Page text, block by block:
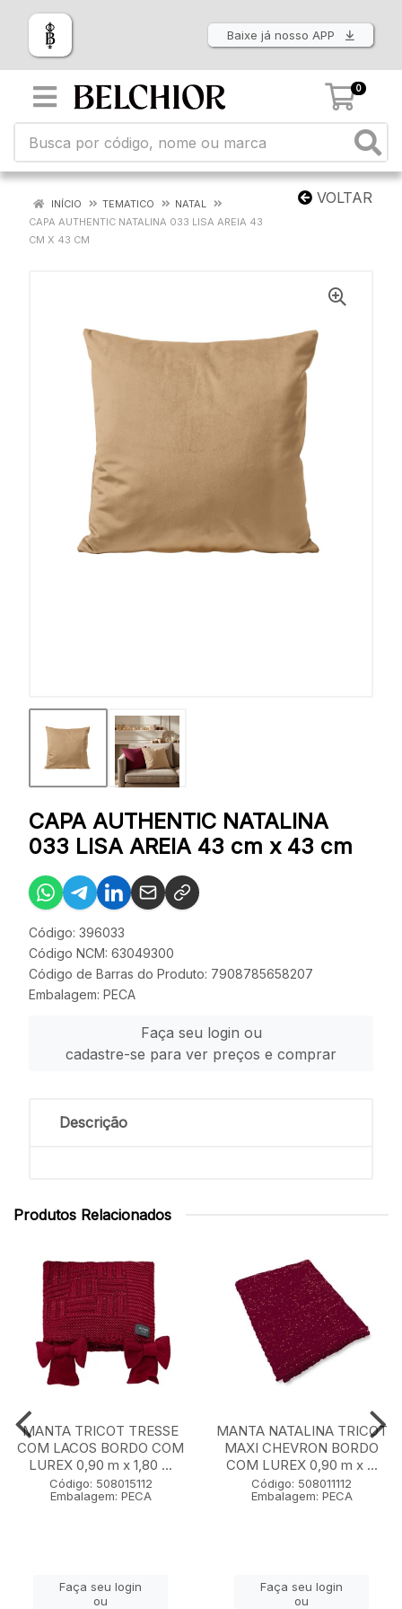
Baixe já nosso APP
0
VOLTAR
INÍCIO TEMATICO
NATAL
CAPA AUTHENTIC NATALINA 033 LISA AREIA 43
CM X 43 CM
CAPA AUTHENTIC NATALINA
033 LISA AREIA 43 cm x 43 cm
Código: 396033
Código NCM: 63049300
Código de Barras do Produto: 7908785658207
Embalagem: PECA
Faça seu login ou
cadastre-se para ver preços e comprar
Descrição
Produtos Relacionados
MANTA TRICOT TRESSE
COM LACOS BORDO COM
LUREX 0,90 m x 1,80 ...
Código: 508015112
Embalagem: PECA
Faça seu login
ou
MANTA NATALINA TRICOT
MAXI CHEVRON BORDO
COM LUREX 0,90 m x ...
Código: 508011112
Embalagem: PECA
Faça seu login
ou